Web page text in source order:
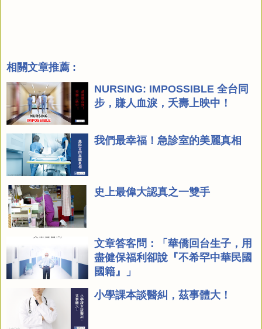
相關文章推薦 :
NURSING: IMPOSSIBLE 全台同
步，賺人血淚，夭壽上映中！
我們最幸福！急診室的美麗真相
史上最偉大認真之一雙手
文章答客問：「華僑回台生子，用
盡健保福利卻說『不希罕中華民國
國籍』」
小學課本談醫糾，茲事體大！